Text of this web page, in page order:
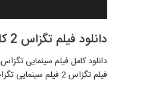
دانلود فیلم تگزاس 2 کامل و رایگان (فیلم سینمایی)(با کیفیت عالی و لینک مستقیم)
دانلود کامل فیلم سینمایی تگزاس 2 رایگان
فیلم تگزاس 2 فیلم سینمایی تگزاس 2 با چهار کیفیت روی لینکهای زیر کلیک کنید :